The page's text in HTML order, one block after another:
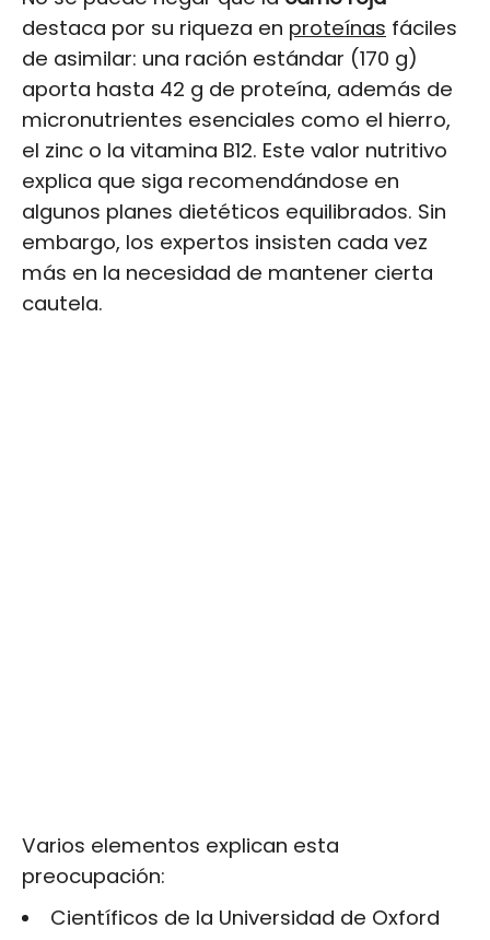
destaca por su riqueza en proteínas fáciles
de asimilar: una ración estándar (170 g)
aporta hasta 42 g de proteína, además de
micronutrientes esenciales como el hierro,
el zinc o la vitamina B12. Este valor nutritivo
explica que siga recomendándose en
algunos planes dietéticos equilibrados. Sin
embargo, los expertos insisten cada vez
más en la necesidad de mantener cierta
cautela.
Varios elementos explican esta
preocupación:
Científicos de la Universidad de Oxford